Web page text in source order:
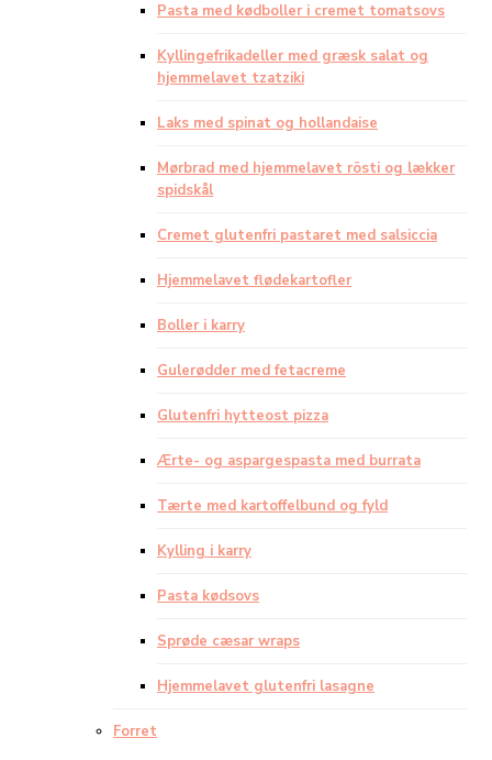
Pasta med kødboller i cremet tomatsovs
Kyllingefrikadeller med græsk salat og
hjemmelavet tzatziki
Laks med spinat og hollandaise
Mørbrad med hjemmelavet rösti og lækker
spidskål
Cremet glutenfri pastaret med salsiccia
Hjemmelavet flødekartofler
Boller i karry
Gulerødder med fetacreme
Glutenfri hytteost pizza
Ærte- og aspargespasta med burrata
Tærte med kartoffelbund og fyld
Kylling i karry
Pasta kødsovs
Sprøde cæsar wraps
Hjemmelavet glutenfri lasagne
Forret